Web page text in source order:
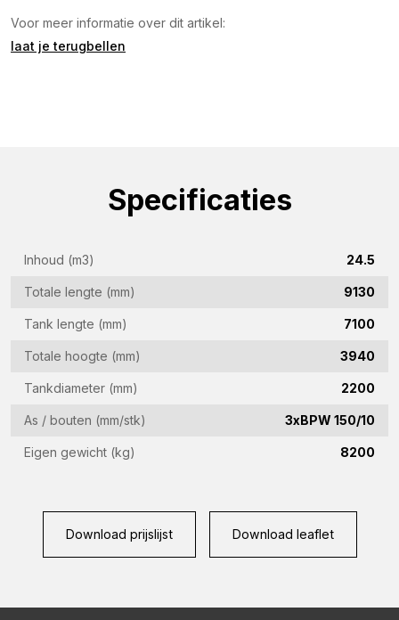
Voor meer informatie over dit artikel:
laat je terugbellen
Specificaties
Inhoud (m3) 24.5
Totale lengte (mm) 9130
Tank lengte (mm) 7100
Totale hoogte (mm) 3940
Tankdiameter (mm) 2200
As / bouten (mm/stk) 3xBPW 150/10
Eigen gewicht (kg) 8200
Download prijslijst Download leaflet
Geïnteresseerd in deze machine? Neem contact op
via dit formulier.
Telefoon
Land
(Vereist)
Vraag
(Vereist)
CAPTCHA